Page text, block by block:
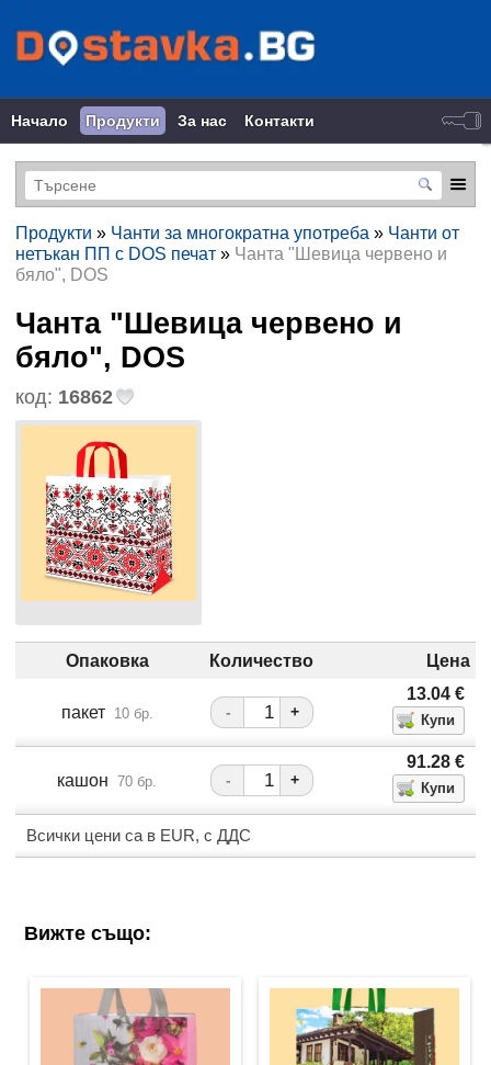
Начало Продукти За нас Контакти
Продукти » Чанти за многократна употреба » Чанти от
нетъкан ПП с DOS печат» Чанта "Шевица червено и
бяло", DOS
Чанта "Шевица червено и
бяло", DOS
код: 16862
Опаковка Количество Цена
пакет 10 бр. - +
13.04 €
кашон 70 бр. - +
91.28 €
Всички цени са в EUR, с ДДС
Вижте също: